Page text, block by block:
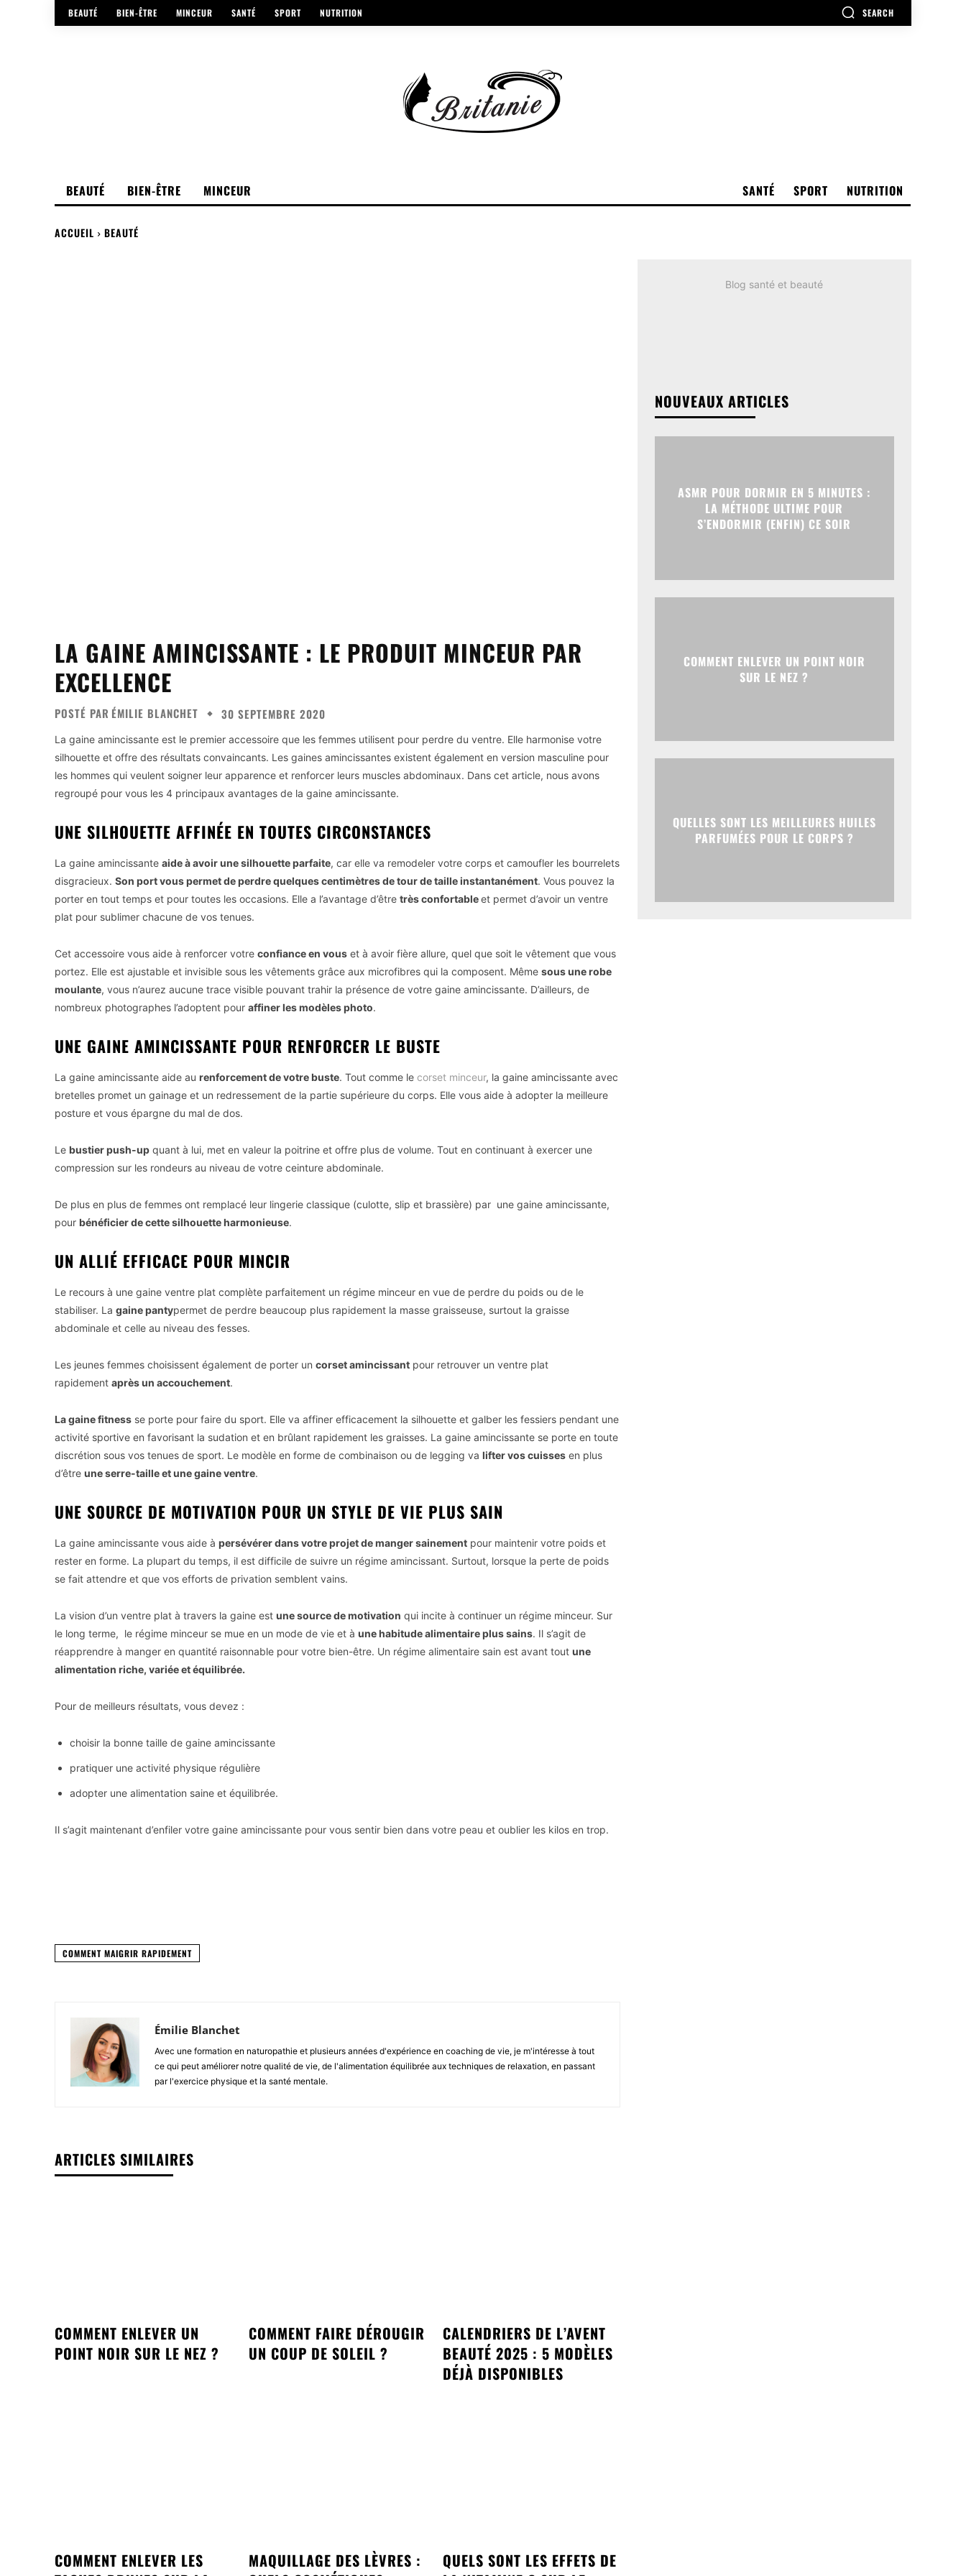
BEAUTÉ BIEN-ÊTRE MINCEUR SANTÉ SPORT NUTRITION SEARCH
SANTÉ SPORT NUTRITION
BEAUTÉ BIEN-ÊTRE MINCEUR
ACCUEIL BEAUTÉ
LA GAINE AMINCISSANTE : LE PRODUIT MINCEUR PAR
EXCELLENCE
POSTÉ PAR ÉMILIE BLANCHET 30 SEPTEMBRE 2020
La gaine amincissante est le premier accessoire que les femmes utilisent pour perdre du ventre. Elle harmonise votre
silhouette et offre des résultats convaincants. Les gaines amincissantes existent également en version masculine pour
les hommes qui veulent soigner leur apparence et renforcer leurs muscles abdominaux. Dans cet article, nous avons
regroupé pour vous les 4 principaux avantages de la gaine amincissante.
UNE SILHOUETTE AFFINÉE EN TOUTES CIRCONSTANCES
La gaine amincissante aide à avoir une silhouette parfaite, car elle va remodeler votre corps et camoufler les bourrelets
disgracieux. Son port vous permet de perdre quelques centimètres de tour de taille instantanément. Vous pouvez la
porter en tout temps et pour toutes les occasions. Elle a l’avantage d’être très confortableet permet d’avoir un ventre
plat pour sublimer chacune de vos tenues.
Cet accessoire vous aide à renforcer votre confiance en vous et à avoir fière allure, quel que soit le vêtement que vous
portez. Elle est ajustable et invisible sous les vêtements grâce aux microfibres qui la composent. Même sous une robe
moulante, vous n’aurez aucune trace visible pouvant trahir la présence de votre gaine amincissante. D’ailleurs, de
nombreux photographes l’adoptent pour affiner les modèles photo.
UNE GAINE AMINCISSANTE POUR RENFORCER LE BUSTE
La gaine amincissante aide au renforcement de votre buste. Tout comme le corset minceur, la gaine amincissante avec
bretelles promet un gainage et un redressement de la partie supérieure du corps. Elle vous aide à adopter la meilleure
posture et vous épargne du mal de dos.
Le bustier push-up quant à lui, met en valeur la poitrine et offre plus de volume. Tout en continuant à exercer une
compression sur les rondeurs au niveau de votre ceinture abdominale.
De plus en plus de femmes ont remplacé leur lingerie classique (culotte, slip et brassière) par une gaine amincissante,
pour bénéficier de cette silhouette harmonieuse.
UN ALLIÉ EFFICACE POUR MINCIR
Le recours à une gaine ventre plat complète parfaitement un régime minceur en vue de perdre du poids ou de le
stabiliser. La gaine pantypermet de perdre beaucoup plus rapidement la masse graisseuse, surtout la graisse
abdominale et celle au niveau des fesses.
Les jeunes femmes choisissent également de porter un corset amincissant pour retrouver un ventre plat
rapidement après un accouchement.
La gaine fitness se porte pour faire du sport. Elle va affiner efficacement la silhouette et galber les fessiers pendant une
activité sportive en favorisant la sudation et en brûlant rapidement les graisses. La gaine amincissante se porte en toute
discrétion sous vos tenues de sport. Le modèle en forme de combinaison ou de legging va lifter vos cuisses en plus
d’être une serre-taille et une gaine ventre.
UNE SOURCE DE MOTIVATION POUR UN STYLE DE VIE PLUS SAIN
La gaine amincissante vous aide à persévérer dans votre projet de manger sainement pour maintenir votre poids et
rester en forme. La plupart du temps, il est difficile de suivre un régime amincissant. Surtout, lorsque la perte de poids
se fait attendre et que vos efforts de privation semblent vains.
La vision d’un ventre plat à travers la gaine est une source de motivation qui incite à continuer un régime minceur. Sur
le long terme, le régime minceur se mue en un mode de vie et à une habitude alimentaire plus sains. Il s’agit de
réapprendre à manger en quantité raisonnable pour votre bien-être. Un régime alimentaire sain est avant tout une
alimentation riche, variée et équilibrée.
Pour de meilleurs résultats, vous devez :
choisir la bonne taille de gaine amincissante
pratiquer une activité physique régulière
adopter une alimentation saine et équilibrée.
Il s’agit maintenant d’enfiler votre gaine amincissante pour vous sentir bien dans votre peau et oublier les kilos en trop.
COMMENT MAIGRIR RAPIDEMENT
Émilie Blanchet
Avec une formation en naturopathie et plusieurs années d'expérience en coaching de vie, je m'intéresse à tout
ce qui peut améliorer notre qualité de vie, de l'alimentation équilibrée aux techniques de relaxation, en passant
par l'exercice physique et la santé mentale.
ARTICLES SIMILAIRES
COMMENT ENLEVER UN
POINT NOIR SUR LE NEZ ?
COMMENT FAIRE DÉROUGIR
UN COUP DE SOLEIL ?
CALENDRIERS DE L’AVENT
BEAUTÉ 2025 : 5 MODÈLES
DÉJÀ DISPONIBLES
COMMENT ENLEVER LES
MAQUILLAGE DES LÈVRES :
QUELS SONT LES EFFETS DE
Blog santé et beauté
NOUVEAUX ARTICLES
ASMR POUR DORMIR EN 5 MINUTES :
LA MÉTHODE ULTIME POUR
S’ENDORMIR (ENFIN) CE SOIR
COMMENT ENLEVER UN POINT NOIR
SUR LE NEZ ?
QUELLES SONT LES MEILLEURES HUILES
PARFUMÉES POUR LE CORPS ?